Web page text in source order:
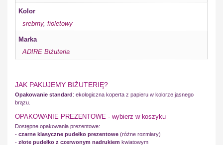
Kolor
srebrny, fioletowy
Marka
ADIRE Biżuteria
JAK PAKUJEMY BIŻUTERIĘ?
Opakowanie standard: ekologiczna koperta z papieru w kolorze jasnego
brązu.
OPAKOWANIE PREZENTOWE - wybierz w koszyku
Dostępne opakowania prezentowe:
- czarne klasyczne pudełko prezentowe (różne rozmiary)
- złote pudełko z czerwonym nadrukiem kwiatowym